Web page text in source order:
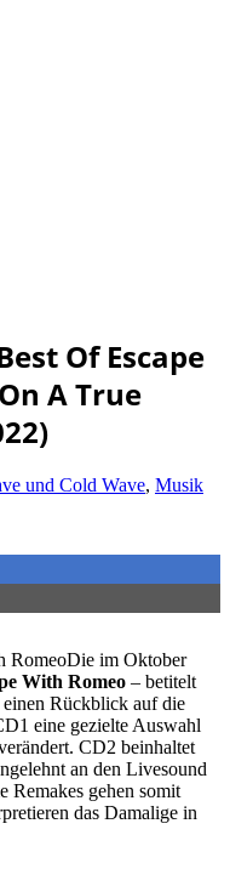
Of Escape
A True
und Cold Wave, Musik
Die im Oktober
With Romeo – betitelt
einen Rückblick auf die
eine gezielte Auswahl
CD2 beinhaltet
an den Livesound
Remakes gehen somit
das Damalige in